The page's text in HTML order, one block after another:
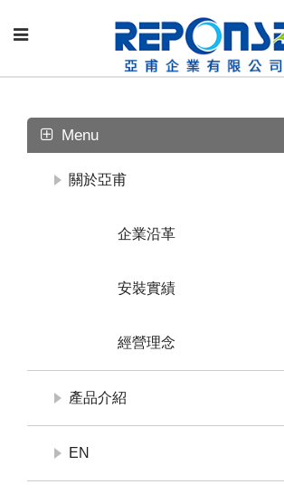
Menu
關於亞甫
企業沿革
安裝實績
經營理念
產品介紹
EN